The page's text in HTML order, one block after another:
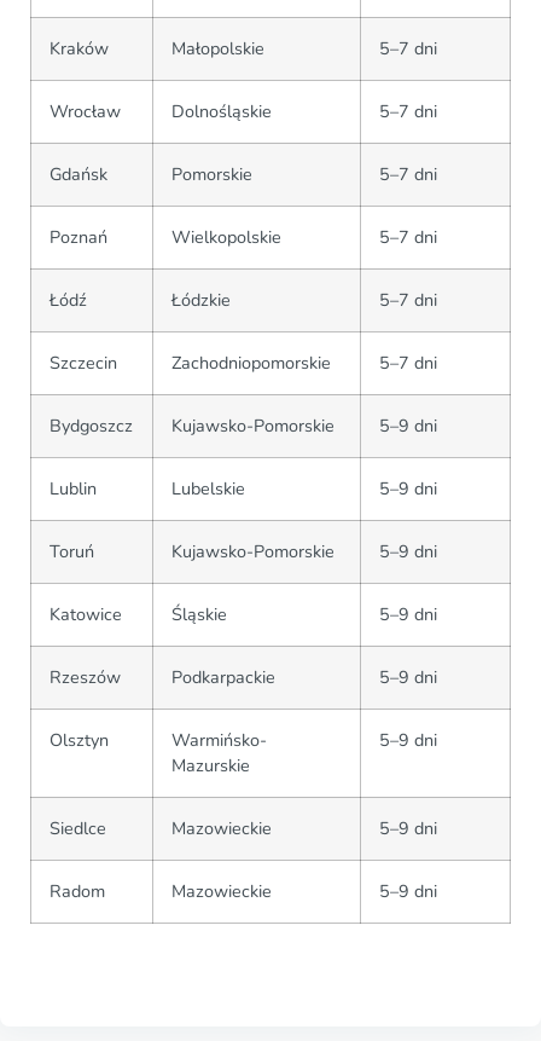
Kraków Małopolskie 5–7 dni
Wrocław Dolnośląskie 5–7 dni
Gdańsk Pomorskie 5–7 dni
Poznań Wielkopolskie 5–7 dni
Łódź Łódzkie 5–7 dni
Szczecin Zachodniopomorskie 5–7 dni
Bydgoszcz Kujawsko-Pomorskie 5–9 dni
Lublin Lubelskie 5–9 dni
Toruń Kujawsko-Pomorskie 5–9 dni
Katowice Śląskie 5–9 dni
Rzeszów Podkarpackie 5–9 dni
Olsztyn
Warmińsko-
Mazurskie
5–9 dni
Siedlce Mazowieckie 5–9 dni
Radom Mazowieckie 5–9 dni